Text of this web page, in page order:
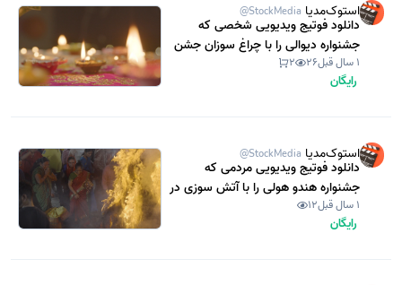
استوک‌مدیا @StockMedia
دانلود فوتیج ویدیویی شخصی که
جشنواره دیوالی را با چراغ سوزان جشن
می گیرد (استوک فوتیج)1 سال قبل 26
2
رایگان
استوک‌مدیا @StockMedia
دانلود فوتیج ویدیویی مردمی که
جشنواره هندو هولی را با آتش سوزی در
بمبئی هند جشن می گیرند (استوک
فوتیج)
1 سال قبل 12
رایگان